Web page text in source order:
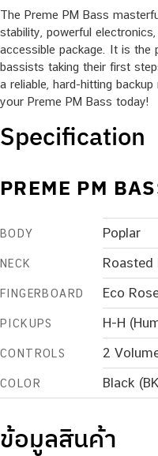
The Preme PM Bass
stability, powerful
accessible package. It is the
bassists taking their first
a reliable, hard-hitting
your Preme PM Bass today!
Specification
PREME PM
BODY Poplar
NECK Roasted
FINGERBOARD Eco
PICKUPS H-H
CONTROLS 2
COLOR Black
ข้อมูลสินค้า